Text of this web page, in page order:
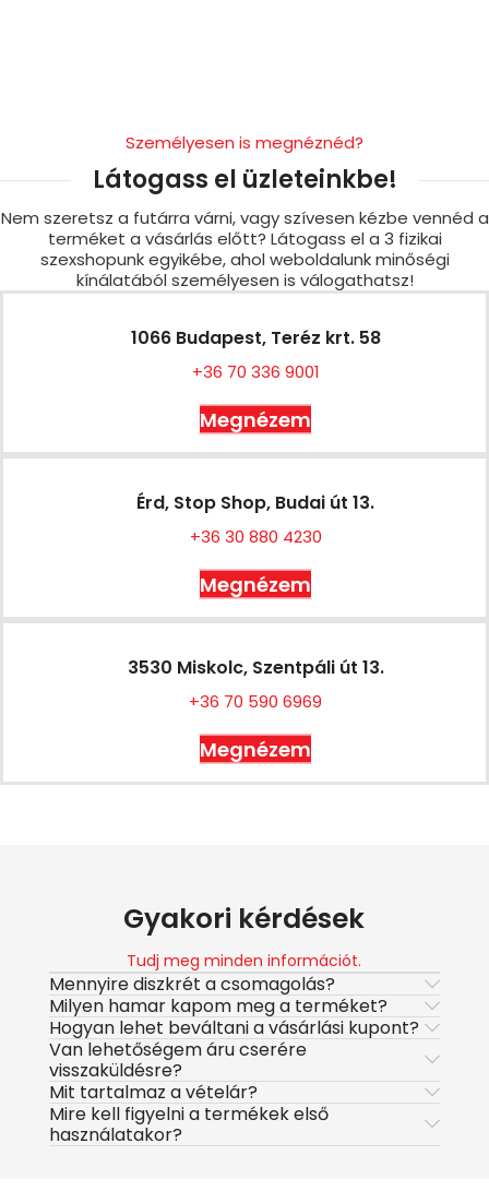
Személyesen is megnéznéd?
Látogass el üzleteinkbe!
Nem szeretsz a futárra várni, vagy szívesen kézbe vennéd a
terméket a vásárlás előtt? Látogass el a 3 fizikai
szexshopunk egyikébe, ahol weboldalunk minőségi
kínálatából személyesen is válogathatsz!
1066 Budapest, Teréz krt. 58
+36 70 336 9001
Megnézem
Érd, Stop Shop, Budai út 13.
+36 30 880 4230
Megnézem
3530 Miskolc, Szentpáli út 13.
+36 70 590 6969
Megnézem
Gyakori kérdések
Tudj meg minden információt.
Mennyire diszkrét a csomagolás?
Milyen hamar kapom meg a terméket?
Hogyan lehet beváltani a vásárlási kupont?
Van lehetőségem áru cserére
visszaküldésre?
Mit tartalmaz a vételár?
Mire kell figyelni a termékek első
használatakor?